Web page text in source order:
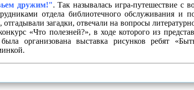
дружим!". Так называлась игра-путешествие с
отдела библиотечного обслуживания и
загадки, отвечали на вопросы
«Что полезней?», в ходе которого из
организована выставка рисунков ребят